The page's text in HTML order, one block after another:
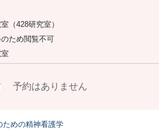
（428研究室）
ため閲覧不可
予約はありません
ための精神看護学